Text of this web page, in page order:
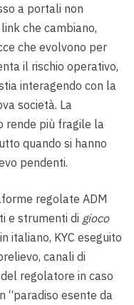
a portali non
che cambiano,
che evolvono per
il rischio operativo,
interagendo con la
società. La
rende più fragile la
quando si hanno
pendenti.
regolate ADM
e strumenti di gioco
italiano, KYC eseguito
canali di
regolatore in caso
“paradiso esente da